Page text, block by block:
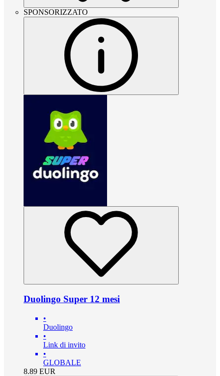
SPONSORIZZATO
Duolingo Super 12 mesi
•
Duolingo
•
Link di invito
•
GLOBALE
8.89 EUR